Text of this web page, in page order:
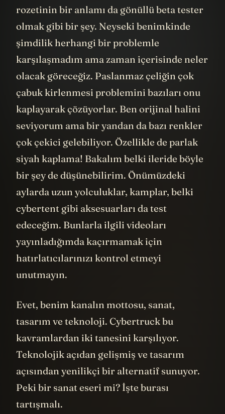
rozetinin bir anlamı da gönüllü beta tester
olmak gibi bir şey. Neyseki benimkinde
şimdilik herhangi bir problemle
karşılaşmadım ama zaman içerisinde neler
olacak göreceğiz. Paslanmaz çeliğin çok
çabuk kirlenmesi problemini bazıları onu
kaplayarak çözüyorlar. Ben orijinal halini
seviyorum ama bir yandan da bazı renkler
çok çekici gelebiliyor. Özellikle de parlak
siyah kaplama! Bakalım belki ileride böyle
bir şey de düşünebilirim. Önümüzdeki
aylarda uzun yolculuklar, kamplar, belki
cybertent gibi aksesuarları da test
edeceğim. Bunlarla ilgili videoları
yayınladığımda kaçırmamak için
hatırlatıcılarınızı kontrol etmeyi
unutmayın.
Evet, benim kanalın mottosu, sanat,
tasarım ve teknoloji. Cybertruck bu
kavramlardan iki tanesini karşılıyor.
Teknolojik açıdan gelişmiş ve tasarım
açısından yenilikçi bir alternatif sunuyor.
Peki bir sanat eseri mi? İşte burası
tartışmalı.